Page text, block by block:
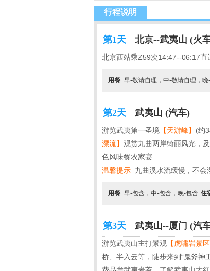
行程说明
第1天 北京--武夷山 (火
北京西站乘Z59次14:47--06:17直
用餐 早-敬请自理，中-敬请自理，晚
第2天 武夷山 (汽车)
游览武夷第一圣境 【天游峰】 (约
漂流】 观赏九曲两岸绮丽风光，
色风味餐农家宴
温馨提示 九曲溪水流缓慢，不
用餐 早-包含，中-包含，晚-包含 住
第3天 武夷山--厦门 (汽
游览武夷山主打景观 【虎嘯岩景区
桥、半入云等，陡步来到“鬼斧神